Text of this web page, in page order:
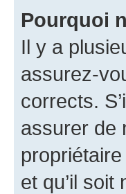
Pourquoi
Il y a
assurez-
corrects.
assurer de
et qu’il